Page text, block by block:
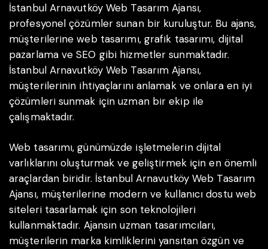
İstanbul Arnavutköy Web Tasarım Ajansı,
profesyonel çözümler sunan bir kuruluştur. Bu ajans,
müşterilerine web tasarımı, grafik tasarımı, dijital
pazarlama ve SEO gibi hizmetler sunmaktadır.
İstanbul Arnavutköy Web Tasarım Ajansı,
müşterilerinin ihtiyaçlarını anlamak ve onlara en iyi
çözümleri sunmak için uzman bir ekip ile
çalışmaktadır.
Web tasarımı, günümüzde işletmelerin dijital
varlıklarını oluşturmak ve geliştirmek için en önemli
araçlardan biridir. İstanbul Arnavutköy Web Tasarım
Ajansı, müşterilerine modern ve kullanıcı dostu web
siteleri tasarlamak için son teknolojileri
kullanmaktadır. Ajansın uzman tasarımcıları,
müşterilerin marka kimliklerini yansıtan özgün ve